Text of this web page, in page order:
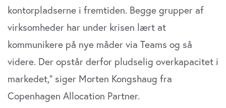
kontorpladserne i fremtiden. Begge grupper af
virksomheder har under krisen lært at
kommunikere på nye måder via Teams og så
videre. Der opstår derfor pludselig overkapacitet i
markedet,” siger Morten Kongshaug fra
Copenhagen Allocation Partner.